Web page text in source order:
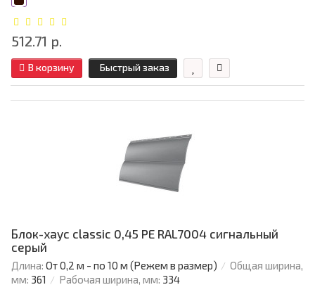
512.71 р.
В корзину Быстрый заказ
Блок-хаус classic 0,45 PE RAL7004 сигнальный
серый
Длина: От 0,2 м - по 10 м (Режем в размер)
Общая ширина,
мм: 361 Рабочая ширина, мм: 334